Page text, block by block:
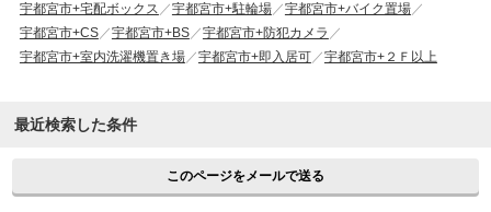
宇都宮市+宅配ボックス
宇都宮市+駐輪場
宇都宮市+バイク置場
宇都宮市+CS
宇都宮市+BS
宇都宮市+防犯カメラ
宇都宮市+室内洗濯機置き場
宇都宮市+即入居可 宇都宮市+２Ｆ以上
最近検索した条件
このページをメールで送る